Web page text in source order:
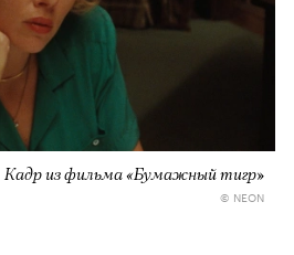
Кадр из фильма «Бумажный тигр»
© NEON